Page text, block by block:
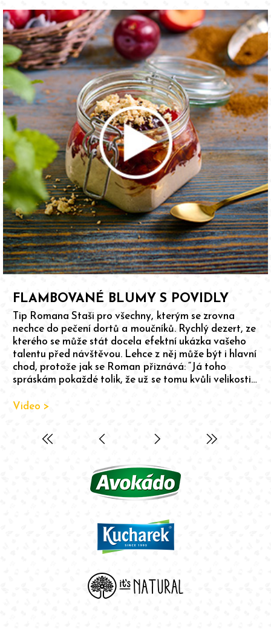
FLAMBOVANÉ BLUMY S POVIDLY
Tip Romana Staši pro všechny, kterým se zrovna
nechce do pečení dortů a moučníků. Rychlý dezert, ze
kterého se může stát docela efektní ukázka vašeho
talentu před návštěvou. Lehce z něj může být i hlavní
chod, protože jak se Roman přiznává: “Já toho
spráskám pokaždé tolik, že už se tomu kvůli velikosti
Video >
arrow_back_ios
arrow_back_ios arrow_back_ios arrow_forward_ios arrow_forward_ios
arrow_forward_ios